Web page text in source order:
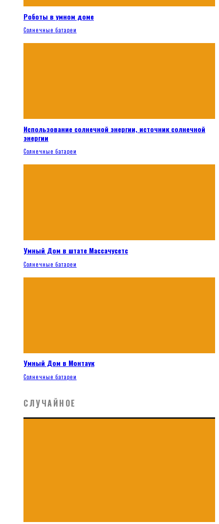
Роботы в умном доме
Солнечные батареи
Использование солнечной энергии, источник солнечной
энергии
Солнечные батареи
Умный Дом в штате Массачусетс
Солнечные батареи
Умный Дом в Монтаук
Солнечные батареи
СЛУЧАЙНОЕ